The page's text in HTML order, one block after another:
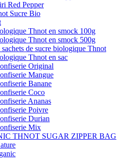
Red Pepper
Sucre Bio
Thnot en smock 100g
Thnot en smock 500g
de sucre biologique Thnot
Thnot en sac
Original
Mangue
Banane
Coco
Ananas
Poivre
Durian
Mix
THNOT SUGAR ZIPPER BAG